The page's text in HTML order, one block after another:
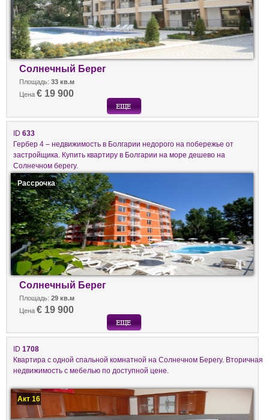
Солнечный Берег
Площадь: 33 кв.м
Цена € 19 900
ID 633
Гербер 4 – недвижимость в Болгарии недорого на побережье от
застройщика. Купить квартиру в Болгарии на море дешево на
Солнечном берегу.
Рассрочка
Солнечный Берег
Площадь: 29 кв.м
Цена € 19 900
ID 1708
Квартира с одной спальной комнатной на Солнечном Берегу. Вторичная
недвижимость с мебелью по доступной цене.
Акт 16